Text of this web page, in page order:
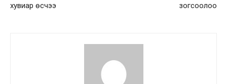
хувиар өсчээ
зогсоолоо